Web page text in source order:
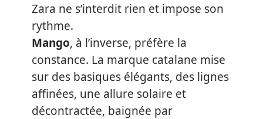
Zara ne s’interdit rien et impose son
rythme.
Mango, à l’inverse, préfère la
constance. La marque catalane mise
sur des basiques élégants, des lignes
affinées, une allure solaire et
décontractée, baignée par